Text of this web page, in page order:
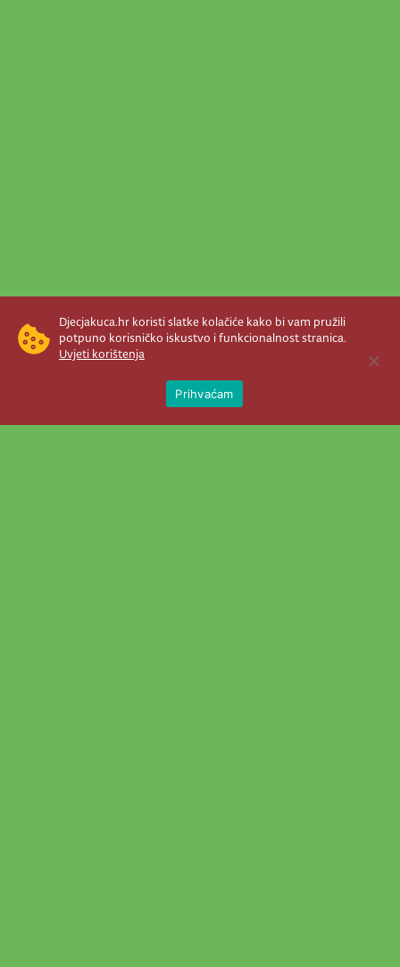
Djecjakuca.hr koristi slatke kolačiće kako bi vam pružili
potpuno korisničko iskustvo i funkcionalnost stranica.
Uvjeti korištenja
Prihvaćam